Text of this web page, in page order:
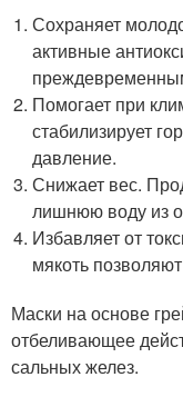
Сохраняет
активные
Помогает при
стабилизирует
давление.
Снижает вес.
лишнюю воду из
Избавляет от
мякоть
Маски на основе
отбеливающее
сальных желез.